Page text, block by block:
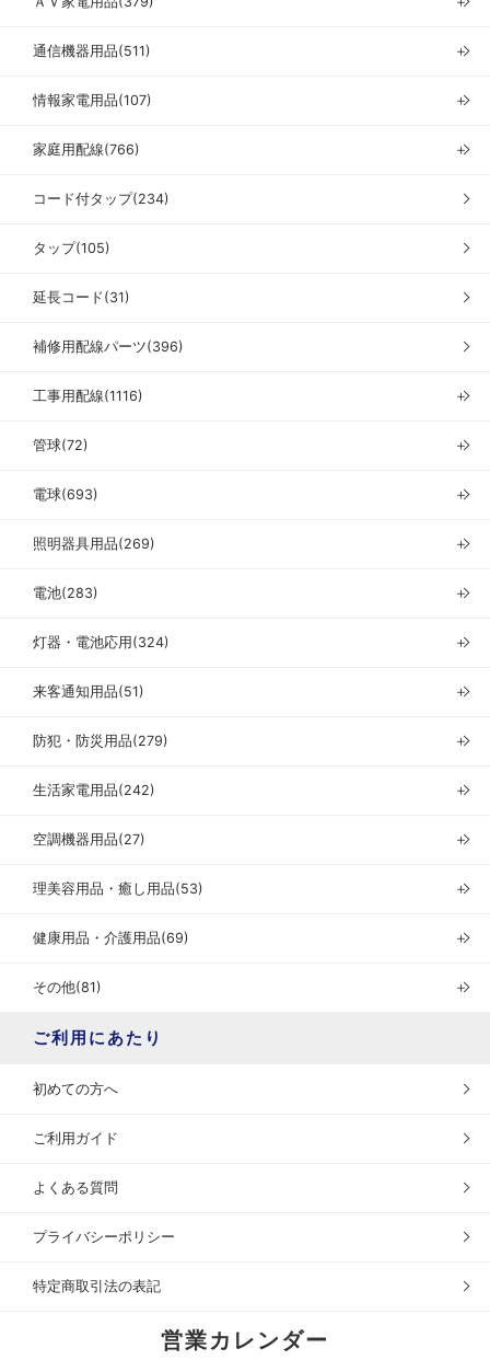
通信機器用品(511) ＋
情報家電用品(107) ＋
家庭用配線(766) ＋
コード付タップ(234)
タップ(105)
延長コード(31)
補修用配線パーツ(396)
工事用配線(1116) ＋
管球(72) ＋
電球(693) ＋
照明器具用品(269) ＋
電池(283) ＋
灯器・電池応用(324) ＋
来客通知用品(51) ＋
防犯・防災用品(279) ＋
生活家電用品(242) ＋
空調機器用品(27) ＋
理美容用品・癒し用品(53) ＋
健康用品・介護用品(69) ＋
その他(81) ＋
ご利用にあたり
初めての方へ
ご利用ガイド
よくある質問
プライバシーポリシー
特定商取引法の表記
営業カレンダー